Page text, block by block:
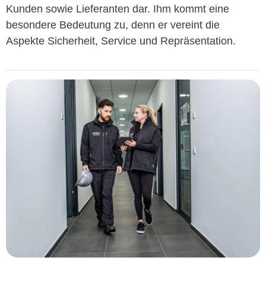
Kunden sowie Lieferanten dar. Ihm kommt eine
besondere Bedeutung zu, denn er vereint die
Aspekte Sicherheit, Service und Repräsentation.